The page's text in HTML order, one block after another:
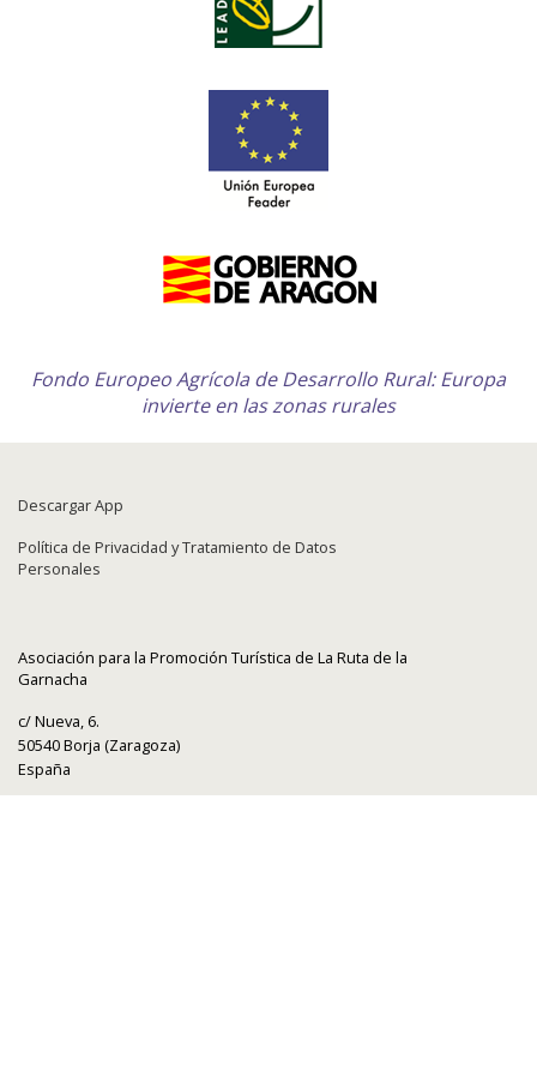
Fondo Europeo Agrícola de Desarrollo Rural: Europa
invierte en las zonas rurales
Descargar App
Política de Privacidad y Tratamiento de Datos
Personales
Asociación para la Promoción Turística de La Ruta de la
Garnacha
c/ Nueva, 6.
50540 Borja (Zaragoza)
España